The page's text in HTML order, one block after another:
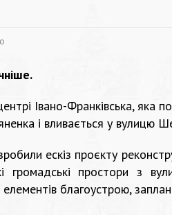
Івано-Франківська, яка
і вливається у вулицю
ескіз проєкту
простори з
благоустрою,